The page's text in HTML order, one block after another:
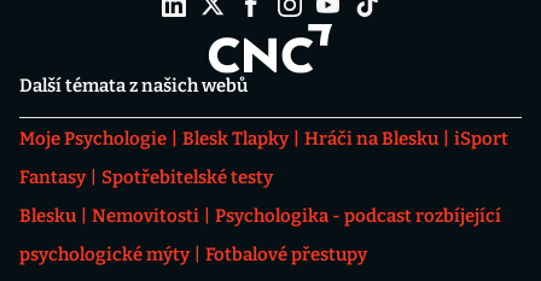
Další témata z našich webů
Moje Psychologie Blesk Tlapky Hráči na Blesku
iSport
Fantasy
Spotřebitelské testy
Blesku
Nemovitosti
Psychologika - podcast rozbíjející
psychologické mýty
Fotbalové přestupy